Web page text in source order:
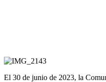
El 30 de junio de 2023, la